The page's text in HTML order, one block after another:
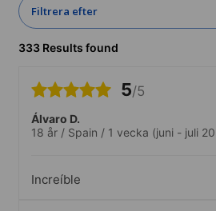
Filtrera efter
333 Results found
5/5
Álvaro D.
18 år / Spain / 1 vecka (juni - juli
Increíble